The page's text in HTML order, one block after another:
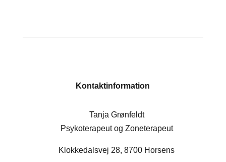
Kontaktinformation
Tanja Grønfeldt
Psykoterapeut og Zoneterapeut
Klokkedalsvej 28, 8700 Horsens